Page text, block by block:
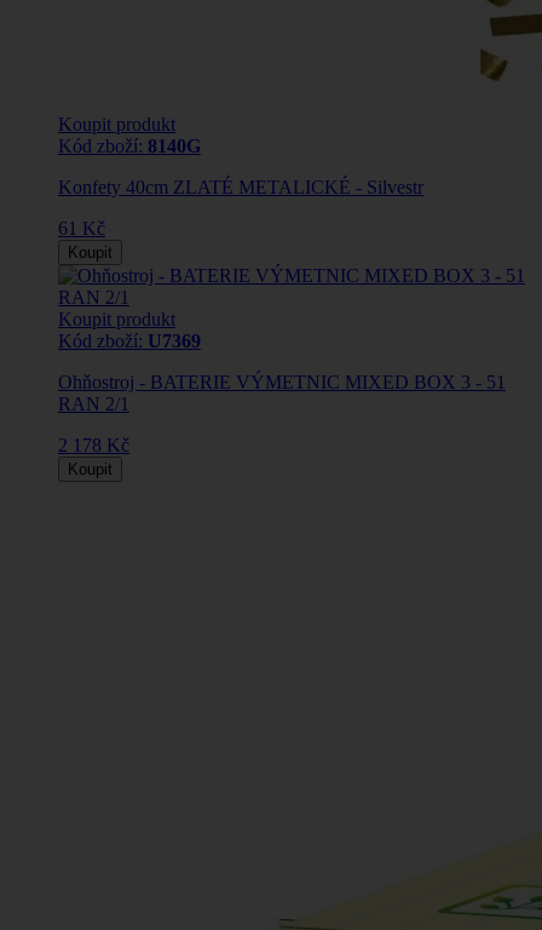
Koupit produkt
Kód zboží: 8140G
Konfety 40cm ZLATÉ METALICKÉ - Silvestr
61 Kč
Koupit
Koupit produkt
Kód zboží: U7369
Ohňostroj - BATERIE VÝMETNIC MIXED BOX 3 - 51
RAN 2/1
2 178 Kč
Koupit